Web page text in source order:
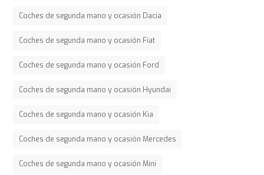
Coches de segunda mano y ocasión Dacia
Coches de segunda mano y ocasión Fiat
Coches de segunda mano y ocasión Ford
Coches de segunda mano y ocasión Hyundai
Coches de segunda mano y ocasión Kia
Coches de segunda mano y ocasión Mercedes
Coches de segunda mano y ocasión Mini